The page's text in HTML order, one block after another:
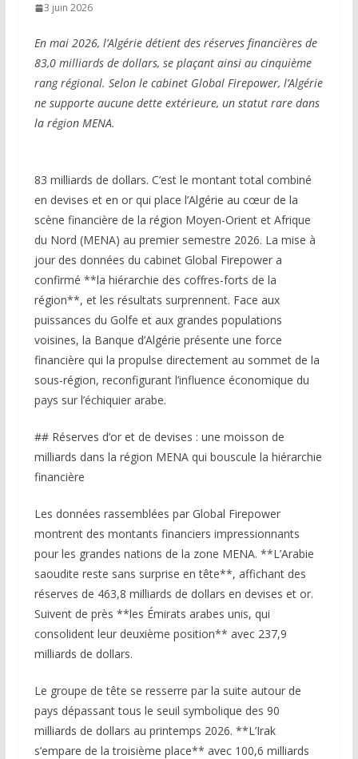
3 juin 2026
En mai 2026, l’Algérie détient des réserves financières de
83,0 milliards de dollars, se plaçant ainsi au cinquième
rang régional. Selon le cabinet Global Firepower, l’Algérie
ne supporte aucune dette extérieure, un statut rare dans
la région MENA.
83 milliards de dollars. C’est le montant total combiné
en devises et en or qui place l’Algérie au cœur de la
scène financière de la région Moyen-Orient et Afrique
du Nord (MENA) au premier semestre 2026. La mise à
jour des données du cabinet Global Firepower a
confirmé **la hiérarchie des coffres-forts de la
région**, et les résultats surprennent. Face aux
puissances du Golfe et aux grandes populations
voisines, la Banque d’Algérie présente une force
financière qui la propulse directement au sommet de la
sous-région, reconfigurant l’influence économique du
pays sur l’échiquier arabe.
## Réserves d’or et de devises : une moisson de
milliards dans la région MENA qui bouscule la hiérarchie
financière
Les données rassemblées par Global Firepower
montrent des montants financiers impressionnants
pour les grandes nations de la zone MENA. **L’Arabie
saoudite reste sans surprise en tête**, affichant des
réserves de 463,8 milliards de dollars en devises et or.
Suivent de près **les Émirats arabes unis, qui
consolident leur deuxième position** avec 237,9
milliards de dollars.
Le groupe de tête se resserre par la suite autour de
pays dépassant tous le seuil symbolique des 90
milliards de dollars au printemps 2026. **L’Irak
s’empare de la troisième place** avec 100,6 milliards